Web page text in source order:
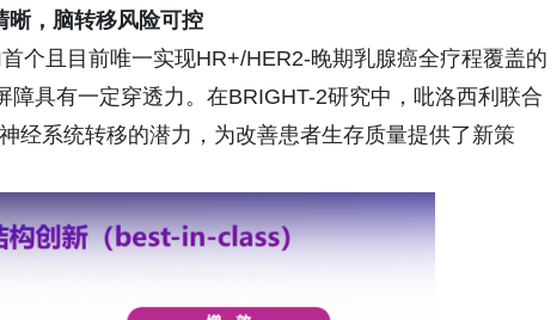
晰，脑转移风险可控
个且目前唯一实现HR+/HER2-晚期乳腺癌全疗程覆盖的
具有一定穿透力。在BRIGHT-2研究中，吡洛西利联合
经系统转移的潜力，为改善患者生存质量提供了新策